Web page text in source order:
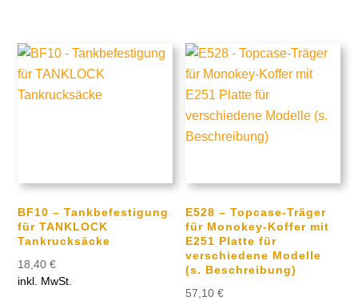
BF10 – Tankbefestigung
für TANKLOCK
Tankrucksäcke
18,40€
inkl. MwSt.
E528 – Topcase-Träger
für Monokey-Koffer mit
E251 Platte für
verschiedene Modelle
(s. Beschreibung)
57,10€